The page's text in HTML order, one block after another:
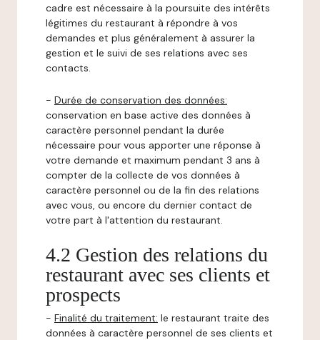
cadre est nécessaire à la poursuite des intérêts
légitimes du restaurant à répondre à vos
demandes et plus généralement à assurer la
gestion et le suivi de ses relations avec ses
contacts.
- Durée de conservation des données:
conservation en base active des données à
caractère personnel pendant la durée
nécessaire pour vous apporter une réponse à
votre demande et maximum pendant 3 ans à
compter de la collecte de vos données à
caractère personnel ou de la fin des relations
avec vous, ou encore du dernier contact de
votre part à l'attention du restaurant.
4.2 Gestion des relations du
restaurant avec ses clients et
prospects
- Finalité du traitement: le restaurant traite des
données à caractère personnel de ses clients et